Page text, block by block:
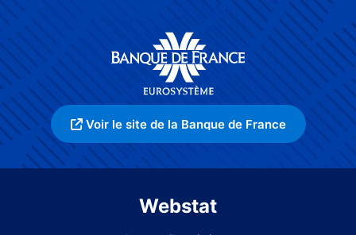
Voir le site de la Banque de France
Webstat